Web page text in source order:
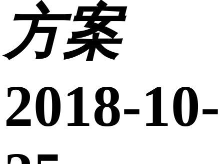
方案
2018-10-